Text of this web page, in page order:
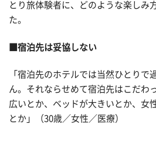
とり旅体験者に、どのような楽しみ
た。
■宿泊先は妥協しない
「宿泊先のホテルでは当然ひとりで
ん。それならせめて宿泊先はこだわ
広いとか、ベッドが大きいとか、女
とか」（30歳／女性／医療）